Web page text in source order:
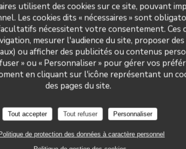
utilisent des cookies sur ce site, pouvant
Les cookies dits « nécessaires » sont
nécessitent votre consentement. Ces
mesurer l'audience du site, proposer
ou afficher des publicités ou contenus
» ou « Personnaliser » pour gérer vos
en cliquant sur l'icône représentant un
des pages du site.
Tout accepter Tout refuser Personnaliser
de protection des données à caractère personnel
Le Neptune